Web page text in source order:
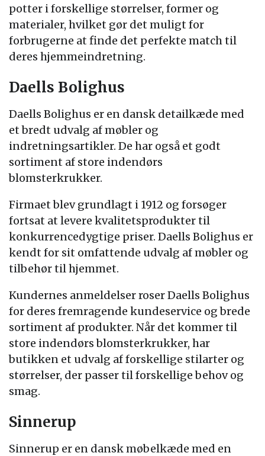
potter i forskellige størrelser, former og
materialer, hvilket gør det muligt for
forbrugerne at finde det perfekte match til
deres hjemmeindretning.
Daells Bolighus
Daells Bolighus er en dansk detailkæde med
et bredt udvalg af møbler og
indretningsartikler. De har også et godt
sortiment af store indendørs
blomsterkrukker.
Firmaet blev grundlagt i 1912 og forsøger
fortsat at levere kvalitetsprodukter til
konkurrencedygtige priser. Daells Bolighus er
kendt for sit omfattende udvalg af møbler og
tilbehør til hjemmet.
Kundernes anmeldelser roser Daells Bolighus
for deres fremragende kundeservice og brede
sortiment af produkter. Når det kommer til
store indendørs blomsterkrukker, har
butikken et udvalg af forskellige stilarter og
størrelser, der passer til forskellige behov og
smag.
Sinnerup
Sinnerup er en dansk møbelkæde med en